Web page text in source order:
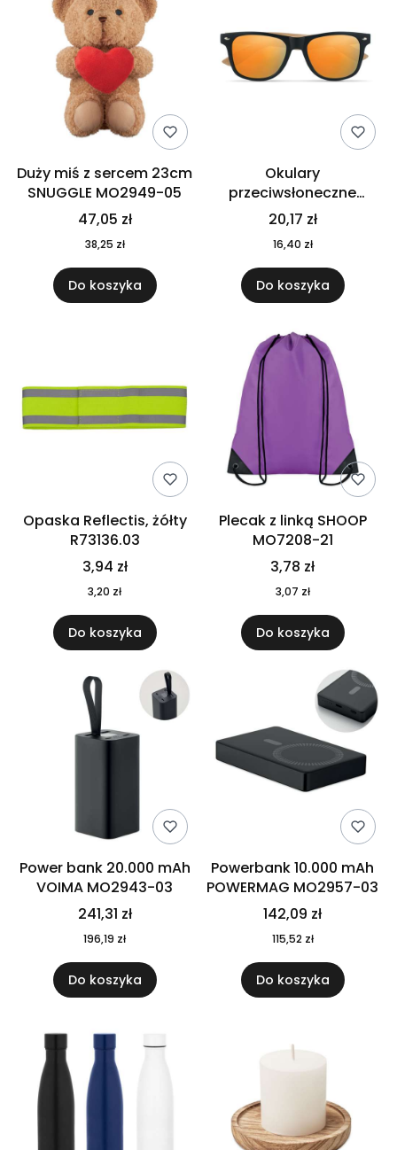
Duży miś z sercem 23cm
SNUGGLE MO2949-05
47,05 zł
38,25 zł
Do koszyka
Okulary
przeciwsłoneczne
CALIFORNIA TOUCH
MO9617-10
20,17 zł
16,40 zł
Do koszyka
Opaska Reflectis, żółty
R73136.03
3,94 zł
3,20 zł
Do koszyka
Plecak z linką SHOOP
MO7208-21
3,78 zł
3,07 zł
Do koszyka
Power bank 20.000 mAh
VOIMA MO2943-03
241,31 zł
196,19 zł
Do koszyka
Powerbank 10.000 mAh
POWERMAG MO2957-03
142,09 zł
115,52 zł
Do koszyka